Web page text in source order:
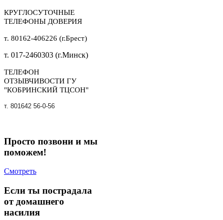
КРУГЛОСУТОЧНЫЕ
ТЕЛЕФОНЫ ДОВЕРИЯ
т. 80162-406226 (г.Брест)
т. 017-2460303 (г.Минск)
ТЕЛЕФОН
ОТЗЫВЧИВОСТИ ГУ
"КОБРИНСКИЙ ТЦСОН"
т. 801642 56-0-56
Просто позвони и мы
поможем!
Смотреть
Если ты пострадала
от домашнего
насилия